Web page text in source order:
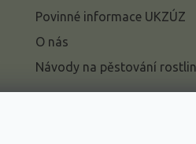
Povinné informace UKZÚZ
O nás
Návody na pěstování rostlin